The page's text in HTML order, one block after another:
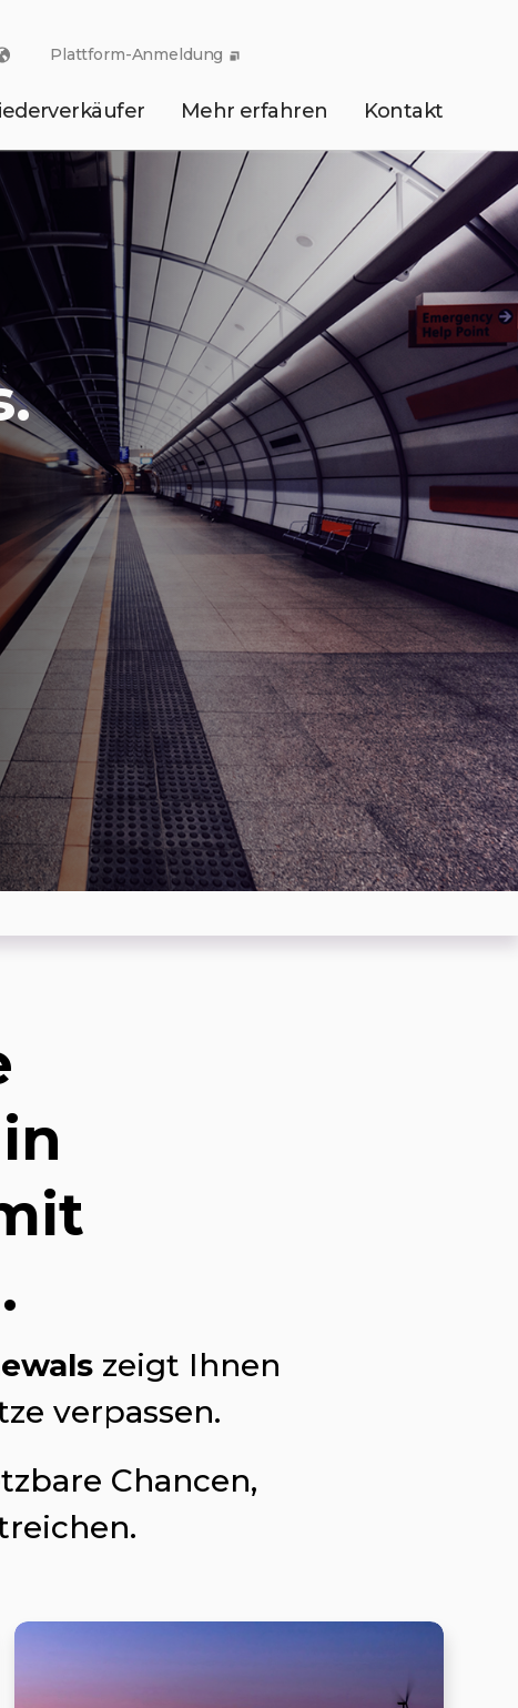
Plattform-Anmeldung
Mehr erfahren Kontakt
zeigt Ihnen
verpassen.
Chancen,